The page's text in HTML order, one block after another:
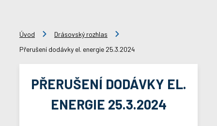
Úvod
Drásovský rozhlas
Přerušení dodávky el. energie 25.3.2024
PŘERUŠENÍ DODÁVKY EL.
ENERGIE 25.3.2024